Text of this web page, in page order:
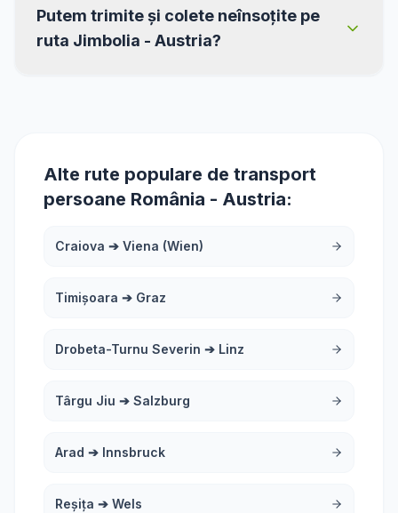
Putem trimite și colete neînsoțite pe
ruta Jimbolia - Austria?
Alte rute populare de transport
persoane România - Austria:
Craiova ➔ Viena (Wien)
Timișoara ➔ Graz
Drobeta-Turnu Severin ➔ Linz
Târgu Jiu ➔ Salzburg
Arad ➔ Innsbruck
Reșița ➔ Wels